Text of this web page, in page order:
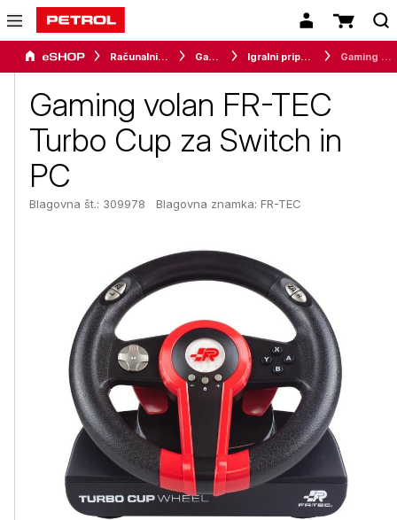
Računalništvo Gaming Igralni pripomočki
Gaming volan FR-TEC
Turbo Cup za Switch in
PC
Blagovna št.: 309978 Blagovna znamka: FR-TEC